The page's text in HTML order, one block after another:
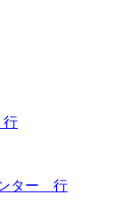
行
ンター 行